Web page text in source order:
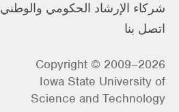
شركاء الإرشاد الحكومي والوطني
اتصل بنا
Copyright © 2009–2026
Iowa State University of
Science and Technology